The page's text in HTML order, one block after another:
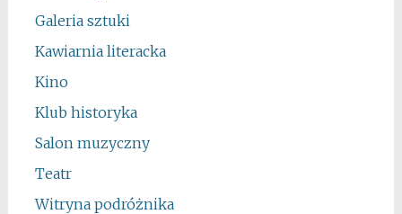
Galeria sztuki
Kawiarnia literacka
Kino
Klub historyka
Salon muzyczny
Teatr
Witryna podróżnika